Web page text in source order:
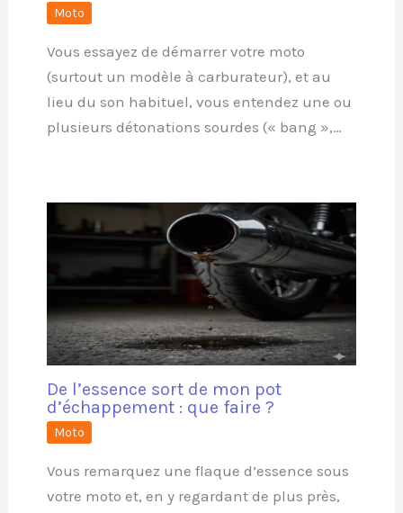
Moto
Vous essayez de démarrer votre moto
(surtout un modèle à carburateur), et au
lieu du son habituel, vous entendez une ou
plusieurs détonations sourdes (« bang »,…
De l’essence sort de mon pot
d’échappement : que faire ?
Moto
Vous remarquez une flaque d’essence sous
votre moto et, en y regardant de plus près,